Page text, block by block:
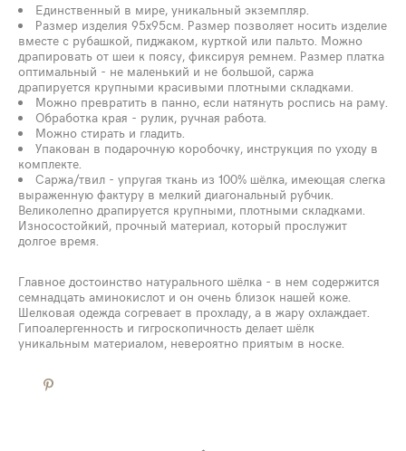
Единственный в мире, уникальный экземпляр.
Размер изделия 95х95см. Размер позволяет носить изделие
вместе с рубашкой, пиджаком, курткой или пальто. Можно
драпировать от шеи к поясу, фиксируя ремнем. Размер платка
оптимальный - не маленький и не большой, саржа
драпируется крупными красивыми плотными складками.
Можно превратить в панно, если натянуть роспись на раму.
Обработка края - рулик, ручная работа.
Можно стирать и гладить.
Упакован в подарочную коробочку, инструкция по уходу в
комплекте.
Саржа/твил - упругая ткань из 100% шёлка, имеющая слегка
выраженную фактуру в мелкий диагональный рубчик.
Великолепно драпируется крупными, плотными складками.
Износостойкий, прочный материал, который прослужит
долгое время.
Главное достоинство натурального шёлка - в нем содержится
семнадцать аминокислот и он очень близок нашей коже.
Шелковая одежда согревает в прохладу, а в жару охлаждает.
Гипоалергенность и гигроскопичность делает шёлк
уникальным материалом, невероятно приятым в носке.